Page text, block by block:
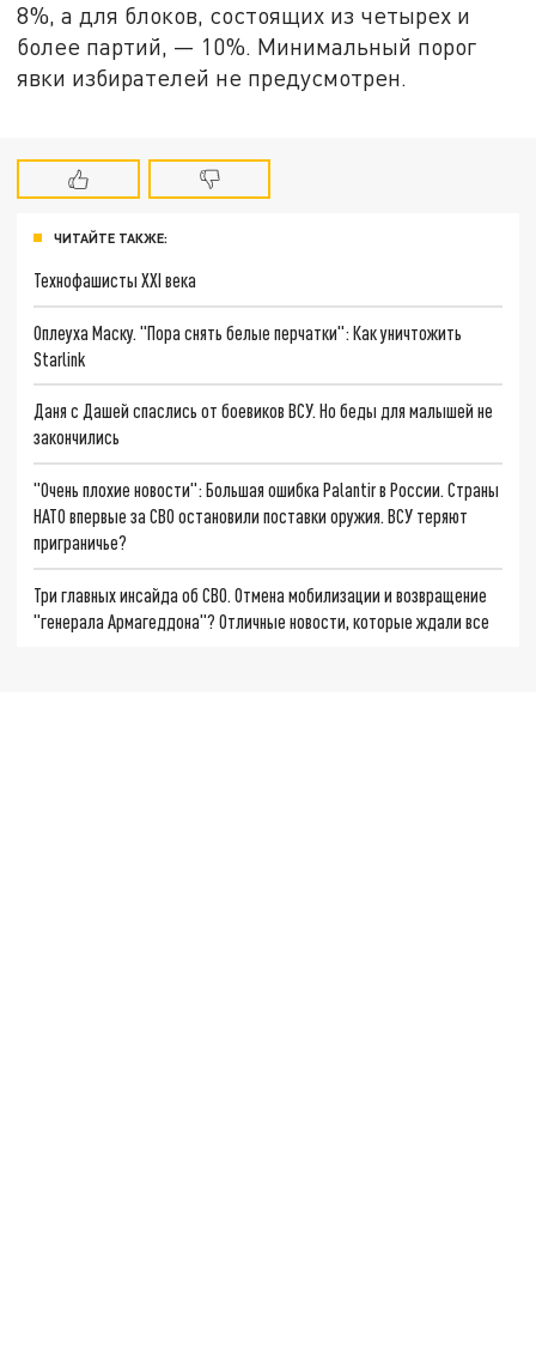
8%, а для блоков, состоящих из четырех и
более партий, — 10%. Минимальный порог
явки избирателей не предусмотрен.
ЧИТАЙТЕ ТАКЖЕ:
Технофашисты XXI века
Оплеуха Маску. "Пора снять белые перчатки": Как уничтожить
Starlink
Даня с Дашей спаслись от боевиков ВСУ. Но беды для малышей не
закончились
"Очень плохие новости": Большая ошибка Palantir в России. Страны
НАТО впервые за СВО остановили поставки оружия. ВСУ теряют
приграничье?
Три главных инсайда об СВО. Отмена мобилизации и возвращение
"генерала Армагеддона"? Отличные новости, которые ждали все